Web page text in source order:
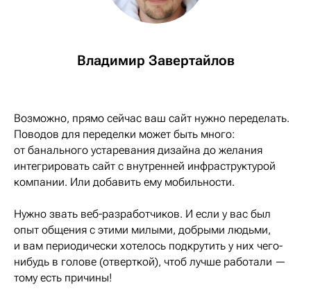
Владимир Завертайлов
Возможно, прямо сейчас ваш сайт нужно переделать.
Поводов для переделки может быть много:
от банального устаревания дизайна до желания
интегрировать сайт с внутренней инфраструктурой
компании. Или добавить ему мобильности.
Нужно звать веб-разработчиков. И если у вас был
опыт общения с этими милыми, добрыми людьми,
и вам периодически хотелось подкрутить у них чего-
нибудь в голове (отверткой), чтоб лучше работали —
тому есть причины!